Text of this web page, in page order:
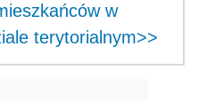
w
terytorialnym>>